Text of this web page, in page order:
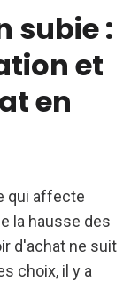
subie :
et
en
qui affecte
la hausse des
d'achat ne suit
choix, il y a